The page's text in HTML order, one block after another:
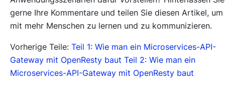
gerne Ihre Kommentare und teilen Sie diesen Artikel, um
mit mehr Menschen zu lernen und zu kommunizieren.
Vorherige Teile: Teil 1: Wie man ein Microservices-API-
Gateway mit OpenResty baut Teil 2: Wie man ein
Microservices-API-Gateway mit OpenResty baut